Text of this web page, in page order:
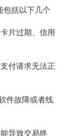
包括以下几个
片过期、信用
付请求无法正
件故障或者线
导致交易终